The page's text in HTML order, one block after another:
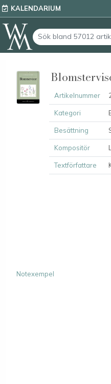
KALENDARIUM
Artikelnummer
Kategori
Besättning
Kompositör
Textförfattare
Notexempel